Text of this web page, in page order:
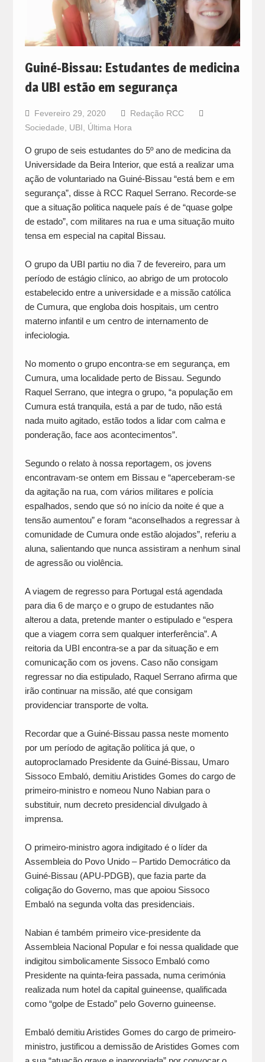
Guiné-Bissau: Estudantes de medicina
da UBI estão em segurança
Fevereiro 29, 2020
Redação RCC
Sociedade
UBI Última Hora
O grupo de seis estudantes do 5º ano de medicina da
Universidade da Beira Interior, que está a realizar uma
ação de voluntariado na Guiné-Bissau “está bem e em
segurança”, disse à RCC Raquel Serrano. Recorde-se
que a situação politica naquele país é de “quase golpe
de estado”, com militares na rua e uma situação muito
tensa em especial na capital Bissau.
O grupo da UBI partiu no dia 7 de fevereiro, para um
período de estágio clínico, ao abrigo de um protocolo
estabelecido entre a universidade e a missão católica
de Cumura, que engloba dois hospitais, um centro
materno infantil e um centro de internamento de
infeciologia.
No momento o grupo encontra-se em segurança, em
Cumura, uma localidade perto de Bissau. Segundo
Raquel Serrano, que integra o grupo, “a população em
Cumura está tranquila, está a par de tudo, não está
nada muito agitado, estão todos a lidar com calma e
ponderação, face aos acontecimentos”.
Segundo o relato à nossa reportagem, os jovens
encontravam-se ontem em Bissau e “aperceberam-se
da agitação na rua, com vários militares e polícia
espalhados, sendo que só no início da noite é que a
tensão aumentou” e foram “aconselhados a regressar à
comunidade de Cumura onde estão alojados”, referiu a
aluna, salientando que nunca assistiram a nenhum sinal
de agressão ou violência.
A viagem de regresso para Portugal está agendada
para dia 6 de março e o grupo de estudantes não
alterou a data, pretende manter o estipulado e “espera
que a viagem corra sem qualquer interferência”. A
reitoria da UBI encontra-se a par da situação e em
comunicação com os jovens. Caso não consigam
regressar no dia estipulado, Raquel Serrano afirma que
irão continuar na missão, até que consigam
providenciar transporte de volta.
Recordar que a Guiné-Bissau passa neste momento
por um período de agitação política já que, o
autoproclamado Presidente da Guiné-Bissau, Umaro
Sissoco Embaló, demitiu Aristides Gomes do cargo de
primeiro-ministro e nomeou Nuno Nabian para o
substituir, num decreto presidencial divulgado à
imprensa.
O primeiro-ministro agora indigitado é o líder da
Assembleia do Povo Unido – Partido Democrático da
Guiné-Bissau (APU-PDGB), que fazia parte da
coligação do Governo, mas que apoiou Sissoco
Embaló na segunda volta das presidenciais.
Nabian é também primeiro vice-presidente da
Assembleia Nacional Popular e foi nessa qualidade que
indigitou simbolicamente Sissoco Embaló como
Presidente na quinta-feira passada, numa cerimónia
realizada num hotel da capital guineense, qualificada
como “golpe de Estado” pelo Governo guineense.
Embaló demitiu Aristides Gomes do cargo de primeiro-
ministro, justificou a demissão de Aristides Gomes com